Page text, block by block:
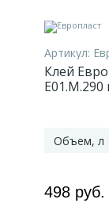
Артикул:
Клей
E01.M.290
Объем, л
498 руб.